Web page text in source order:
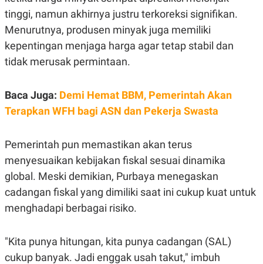
C
A
E
Y
L
E
A
S
.
I
D
A
N
G
A
N
E
A
K
I
N
E
E
M
T
N
A
E
V
R
tinggi, namun akhirnya justru terkoreksi signifikan.
Menurutnya, produsen minyak juga memiliki
kepentingan menjaga harga agar tetap stabil dan
tidak merusak permintaan.
Baca Juga: Demi Hemat BBM, Pemerintah Akan
Terapkan WFH bagi ASN dan Pekerja Swasta
Pemerintah pun memastikan akan terus
menyesuaikan kebijakan fiskal sesuai dinamika
global. Meski demikian, Purbaya menegaskan
cadangan fiskal yang dimiliki saat ini cukup kuat untuk
menghadapi berbagai risiko.
"Kita punya hitungan, kita punya cadangan (SAL)
cukup banyak. Jadi enggak usah takut," imbuh